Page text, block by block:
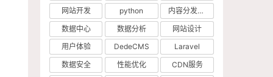
网站开发
python
内容分发网络
数据中心
数据分析
网站设计
用户体验
DedeCMS
Laravel
数据安全
性能优化
CDN服务